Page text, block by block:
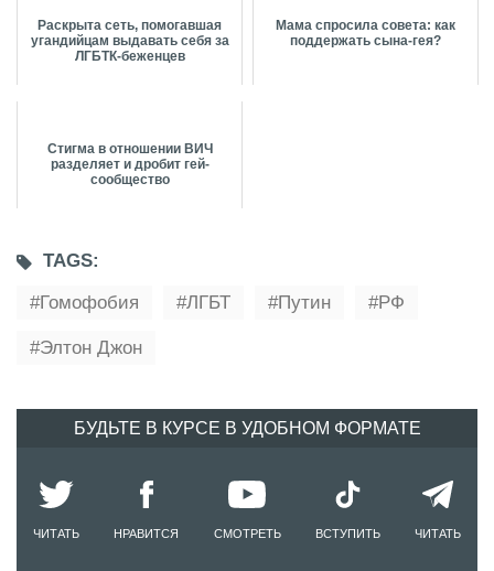
Раскрыта сеть, помогавшая
угандийцам выдавать себя за
ЛГБТК-беженцев
Мама спросила совета: как
поддержать сына-гея?
Стигма в отношении ВИЧ
разделяет и дробит гей-
сообщество
TAGS:
Гомофобия
ЛГБТ Путин РФ
Элтон Джон
БУДЬТЕ В КУРСЕ В УДОБНОМ ФОРМАТЕ
ЧИТАТЬ НРАВИТСЯ СМОТРЕТЬ ВСТУПИТЬ ЧИТАТЬ